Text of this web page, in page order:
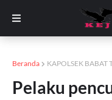
Beranda KAPOLSEK BABAT
Pelaku